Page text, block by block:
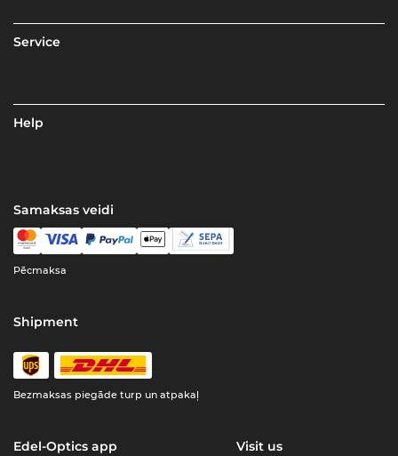
Service
Help
Samaksas veidi
Pēcmaksa
Shipment
Bezmaksas piegāde turp un atpakaļ
Edel-Optics app Visit us